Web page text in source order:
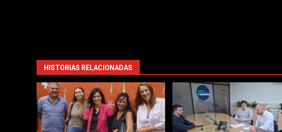
HISTORIAS RELACIONADAS